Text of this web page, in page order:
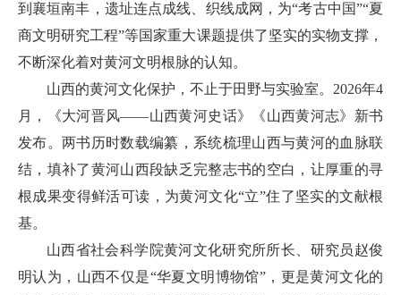
到襄垣南丰，遗址连点成线、织线成网，为“考古中国”“夏
商文明研究工程”等国家重大课题提供了坚实的实物支撑，
不断深化着对黄河文明根脉的认知。
山西的黄河文化保护，不止于田野与实验室。2026年4
月，《大河晋风——山西黄河史话》《山西黄河志》新书
发布。两书历时数载编纂，系统梳理山西与黄河的血脉联
结，填补了黄河山西段缺乏完整志书的空白，让厚重的寻
根成果变得鲜活可读，为黄河文化“立”住了坚实的文献根
基。
山西省社会科学院黄河文化研究所所长、研究员赵俊
明认为，山西不仅是“华夏文明博物馆”，更是黄河文化的